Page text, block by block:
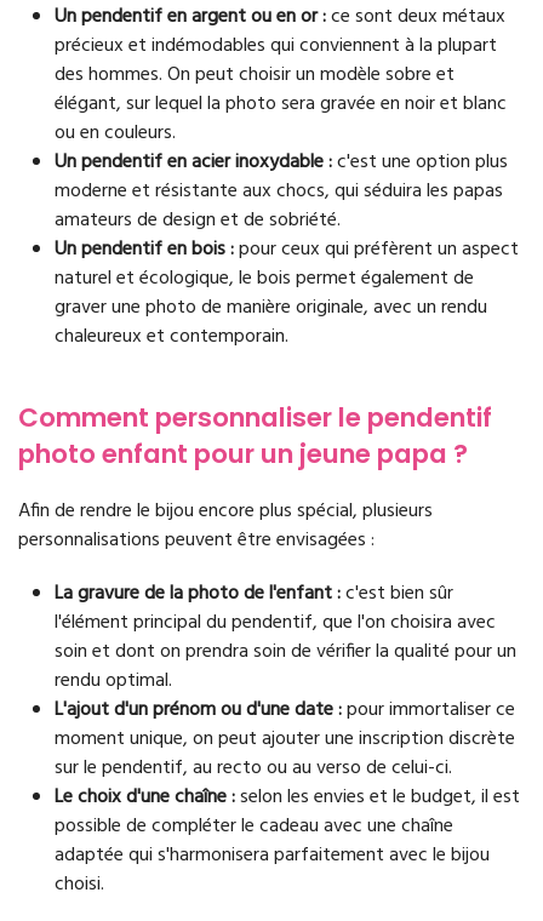
Un pendentif en argent ou en or :ce sont deux métaux
précieux et indémodables qui conviennent à la plupart
des hommes. On peut choisir un modèle sobre et
élégant, sur lequel la photo sera gravée en noir et blanc
ou en couleurs.
Un pendentif en acier inoxydable :c'est une option plus
moderne et résistante aux chocs, qui séduira les papas
amateurs de design et de sobriété.
Un pendentif en bois :pour ceux qui préfèrent un aspect
naturel et écologique, le bois permet également de
graver une photo de manière originale, avec un rendu
chaleureux et contemporain.
Comment personnaliser le pendentif
photo enfant pour un jeune papa ?
Afin de rendre le bijou encore plus spécial, plusieurs
personnalisations peuvent être envisagées :
La gravure de la photo de l'enfant :c'est bien sûr
l'élément principal du pendentif, que l'on choisira avec
soin et dont on prendra soin de vérifier la qualité pour un
rendu optimal.
L'ajout d'un prénom ou d'une date :pour immortaliser ce
moment unique, on peut ajouter une inscription discrète
sur le pendentif, au recto ou au verso de celui-ci.
Le choix d'une chaîne :selon les envies et le budget, il est
possible de compléter le cadeau avec une chaîne
adaptée qui s'harmonisera parfaitement avec le bijou
choisi.